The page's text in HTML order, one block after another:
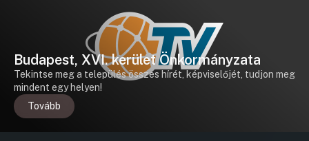
Budapest, XVI. kerület Önkormányzata
Tekintse meg a település összes hírét, képviselőjét, tudjon meg
mindent egy helyen!
Tovább